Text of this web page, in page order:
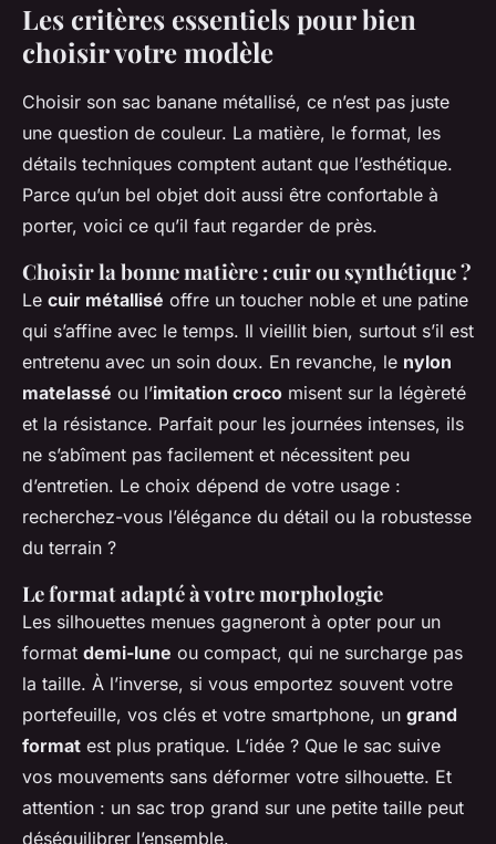
Les critères essentiels pour bien
choisir votre modèle
Choisir son sac banane métallisé, ce n’est pas juste
une question de couleur. La matière, le format, les
détails techniques comptent autant que l’esthétique.
Parce qu’un bel objet doit aussi être confortable à
porter, voici ce qu’il faut regarder de près.
Choisir la bonne matière : cuir ou synthétique ?
Le cuir métallisé offre un toucher noble et une patine
qui s’affine avec le temps. Il vieillit bien, surtout s’il est
entretenu avec un soin doux. En revanche, le nylon
matelassé ou l’imitation croco misent sur la légèreté
et la résistance. Parfait pour les journées intenses, ils
ne s’abîment pas facilement et nécessitent peu
d’entretien. Le choix dépend de votre usage :
recherchez-vous l’élégance du détail ou la robustesse
du terrain ?
Le format adapté à votre morphologie
Les silhouettes menues gagneront à opter pour un
format demi-lune ou compact, qui ne surcharge pas
la taille. À l’inverse, si vous emportez souvent votre
portefeuille, vos clés et votre smartphone, un grand
format est plus pratique. L’idée ? Que le sac suive
vos mouvements sans déformer votre silhouette. Et
attention : un sac trop grand sur une petite taille peut
déséquilibrer l’ensemble.